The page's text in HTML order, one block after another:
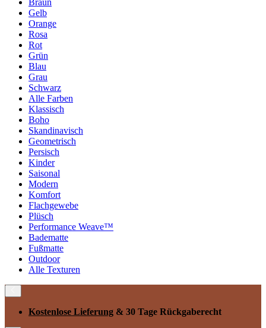
Braun
Gelb
Orange
Rosa
Rot
Grün
Blau
Grau
Schwarz
Alle Farben
Klassisch
Boho
Skandinavisch
Geometrisch
Persisch
Kinder
Saisonal
Modern
Komfort
Flachgewebe
Plüsch
Performance Weave™
Badematte
Fußmatte
Outdoor
Alle Texturen
Kostenlose Lieferung & 30 Tage Rückgaberecht